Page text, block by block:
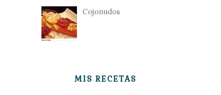
Cojonudos
MIS RECETAS